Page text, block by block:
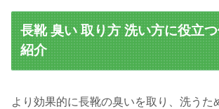
長靴 臭い 取り方 洗い方に役立
紹介
より効果的に長靴の臭いを取り、洗うた